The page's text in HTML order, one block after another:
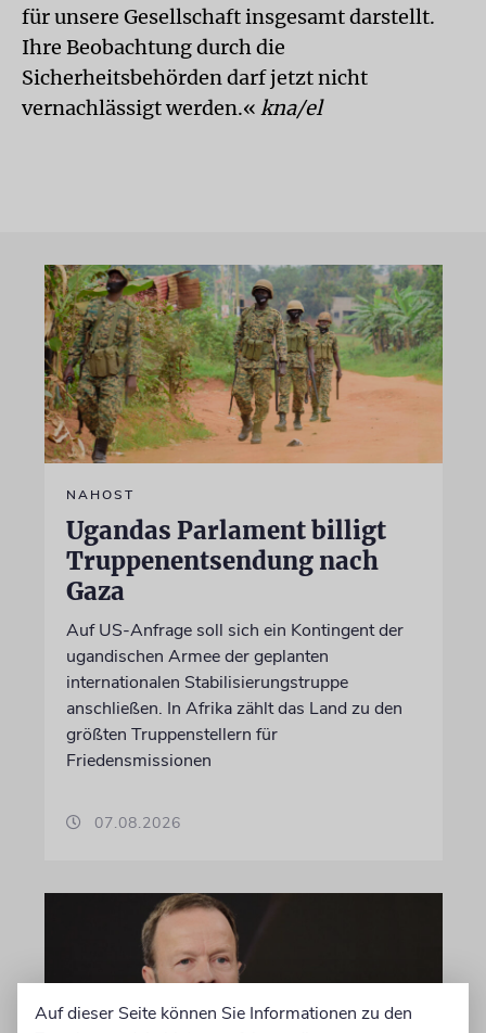
für unsere Gesellschaft insgesamt darstellt.
Ihre Beobachtung durch die
Sicherheitsbehörden darf jetzt nicht
vernachlässigt werden.« kna/el
NAHOST
Ugandas Parlament billigt
Truppenentsendung nach
Gaza
Auf US-Anfrage soll sich ein Kontingent der
ugandischen Armee der geplanten
internationalen Stabilisierungstruppe
anschließen. In Afrika zählt das Land zu den
größten Truppenstellern für
Friedensmissionen
07.08.2026
Auf dieser Seite können Sie Informationen zu den